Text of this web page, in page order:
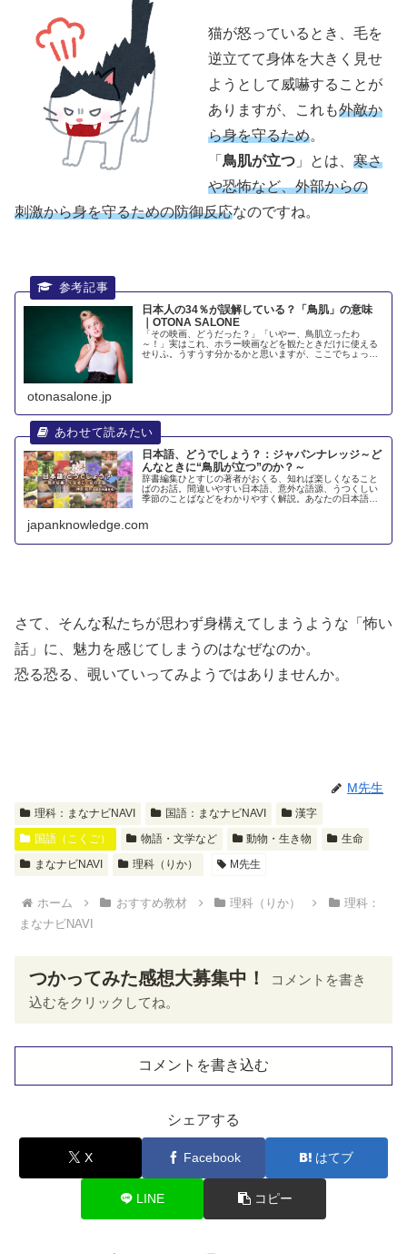
猫が怒っているとき、毛を
逆立てて身体を大きく見せ
ようとして 威嚇することが
ありますが、これも外敵か
ら身を守るため。
「 鳥肌が立つ 」とは、 寒さ
や恐怖など、外部からの
刺激から身を守るための防御反応なのですね。
日本人の34％が誤解している？「鳥肌」の意味
｜OTONA SALONE
「その映画、どうだった？」「いやー、鳥肌立ったわ
～！」実はこれ、ホラー映画などを観たときだけに使える
せりふ。うすうす分かるかと思いますが、ここでちょっと
otonasalone.jp
日本語、どうでしょう？：ジャパンナレッジ～ど
んなときに“鳥肌が立つ”のか？～
辞書編集ひとすじの著者がおくる、知れば楽しくなること
ばのお話。間違いやすい日本語、意外な語源、うつくしい
季節のことばなどをわかりやすく解説。あなたの日本語力
japanknowledge.com
さて、そんな私たちが思わず身構えてしまうような「怖い
話」に、 魅力 を感じてしまうのはなぜなのか。
恐る恐る、 覗いていってみようではありませんか。
M先生
理科：まなナビNAVI 国語：まなナビNAVI
漢字
国語（こくご）
物語・文学など 動物・生き物
生命
まなナビNAVI
理科（りか） M先生
ホーム おすすめ教材 理科（りか）
理科：
まなナビNAVI
つかってみた感想大募集中！
コメントを書き
込むをクリックしてね。
コメントを書き込む
シェアする
X Facebook はてブ
LINE コピー